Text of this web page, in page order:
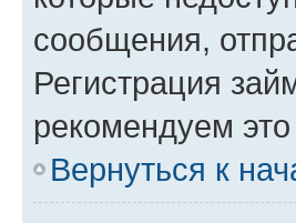
сообщения,
Регистрация
рекомендуем это
Вернуться к